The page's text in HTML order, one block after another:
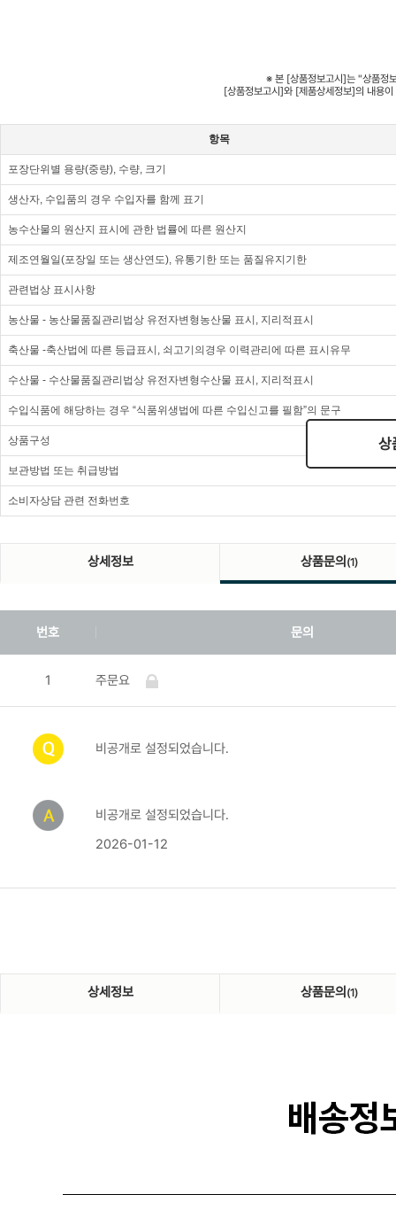
상
※ 본 [상품정보고시]는 "상품정
[상품정보고시]와 [제품상세정보]의 내용
항목
포장단위별 용량(중량), 수량, 크기
생산자, 수입품의 경우 수입자를 함께 표기
농수산물의 원산지 표시에 관한 법률에 따른 원산지
제조연월일(포장일 또는 생산연도), 유통기한 또는 품질유지기한
관련법상 표시사항
농산물 - 농산물품질관리법상 유전자변형농산물 표시, 지리적표시
축산물 -축산법에 따른 등급표시, 쇠고기의경우 이력관리에 따른 표시유무
수산물 - 수산물품질관리법상 유전자변형수산물 표시, 지리적표시
수입식품에 해당하는 경우 “식품위생법에 따른 수입신고를 필함”의 문구
상품구성
보관방법 또는 취급방법
소비자상담 관련 전화번호
상세정보 상품문의 (1)
번호 문의
1 주문요
비공개로 설정되었습니다.
비공개로 설정되었습니다.
2026-01-12
상세정보 상품문의 (1)